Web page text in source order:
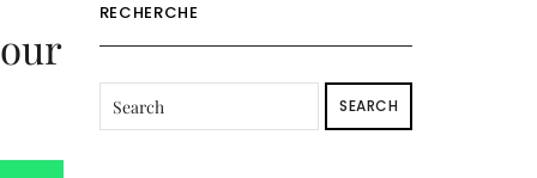
RECHERCHE
SEARCH